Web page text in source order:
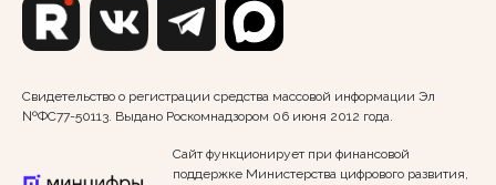
Свидетельство о регистрации средства массовой информации Эл
№ФС77-50113. Выдано Роскомнадзором 06 июня 2012 года.
Сайт функционирует при финансовой
поддержке Министерства цифрового развития,